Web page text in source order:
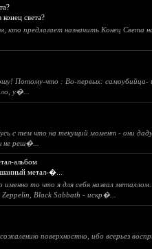
света?
кто предлагает назначить Конец Света
Потому-что : Во-первых: самоубийца-
у�...
с тем что на текущий момент - они
реш�...
альбом
метал-�...
именно то что я для себя назвал
Black Sabbath - искр�...
поверхностно, ибо всерьез